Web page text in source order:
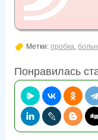
Метки: пробка,
Понравилась